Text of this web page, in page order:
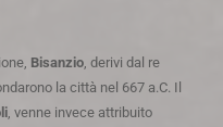
Bisanzio , derivi dal re
la città nel 667 a.C. Il
, venne invece attribuito